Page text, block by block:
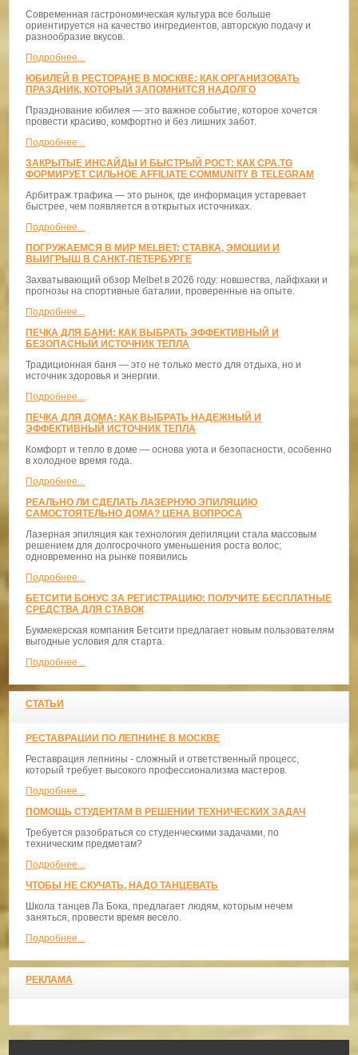
Современная гастрономическая культура все больше
ориентируется на качество ингредиентов, авторскую подачу и
разнообразие вкусов.
Подробнее...
ЮБИЛЕЙ В РЕСТОРАНЕ В МОСКВЕ: КАК ОРГАНИЗОВАТЬ
ПРАЗДНИК, КОТОРЫЙ ЗАПОМНИТСЯ НАДОЛГО
Празднование юбилея — это важное событие, которое хочется
провести красиво, комфортно и без лишних забот.
Подробнее...
ЗАКРЫТЫЕ ИНСАЙДЫ И БЫСТРЫЙ РОСТ: КАК CPA.TG
ФОРМИРУЕТ СИЛЬНОЕ AFFILIATE COMMUNITY В TELEGRAM
Арбитраж трафика — это рынок, где информация устаревает
быстрее, чем появляется в открытых источниках.
Подробнее...
ПОГРУЖАЕМСЯ В МИР MELBET: СТАВКА, ЭМОЦИИ И
ВЫИГРЫШ В САНКТ-ПЕТЕРБУРГЕ
Захватывающий обзор Melbet в 2026 году: новшества, лайфхаки и
прогнозы на спортивные баталии, проверенные на опыте.
Подробнее...
ПЕЧКА ДЛЯ БАНИ: КАК ВЫБРАТЬ ЭФФЕКТИВНЫЙ И
БЕЗОПАСНЫЙ ИСТОЧНИК ТЕПЛА
Традиционная баня — это не только место для отдыха, но и
источник здоровья и энергии.
Подробнее...
ПЕЧКА ДЛЯ ДОМА: КАК ВЫБРАТЬ НАДЕЖНЫЙ И
ЭФФЕКТИВНЫЙ ИСТОЧНИК ТЕПЛА
Комфорт и тепло в доме — основа уюта и безопасности, особенно
в холодное время года.
Подробнее...
РЕАЛЬНО ЛИ СДЕЛАТЬ ЛАЗЕРНУЮ ЭПИЛЯЦИЮ
САМОСТОЯТЕЛЬНО ДОМА? ЦЕНА ВОПРОСА
Лазерная эпиляция как технология депиляции стала массовым
решением для долгосрочного уменьшения роста волос;
одновременно на рынке появились
Подробнее...
БЕТСИТИ БОНУС ЗА РЕГИСТРАЦИЮ: ПОЛУЧИТЕ БЕСПЛАТНЫЕ
СРЕДСТВА ДЛЯ СТАВОК
Букмекерская компания Бетсити предлагает новым пользователям
выгодные условия для старта.
Подробнее...
СТАТЬИ
РЕСТАВРАЦИИ ПО ЛЕПНИНЕ В МОСКВЕ
Реставрация лепнины - сложный и ответственный процесс,
который требует высокого профессионализма мастеров.
Подробнее...
ПОМОЩЬ СТУДЕНТАМ В РЕШЕНИИ ТЕХНИЧЕСКИХ ЗАДАЧ
Требуется разобраться со студенческими задачами, по
техническим предметам?
Подробнее...
ЧТОБЫ НЕ СКУЧАТЬ, НАДО ТАНЦЕВАТЬ
​Школа танцев Ла Бока, предлагает людям, которым нечем
заняться, провести время весело.
Подробнее...
РЕКЛАМА